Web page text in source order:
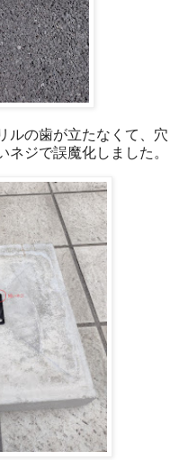
ルの歯が立たなくて、穴
ジで誤魔化しました。